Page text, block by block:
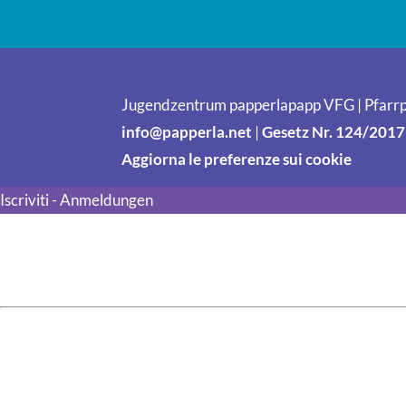
Jugendzentrum papperlapapp VFG |
info@papperla.net |Gesetz Nr. 124/2017
Aggiorna le preferenze sui cookie
Iscriviti - Anmeldungen